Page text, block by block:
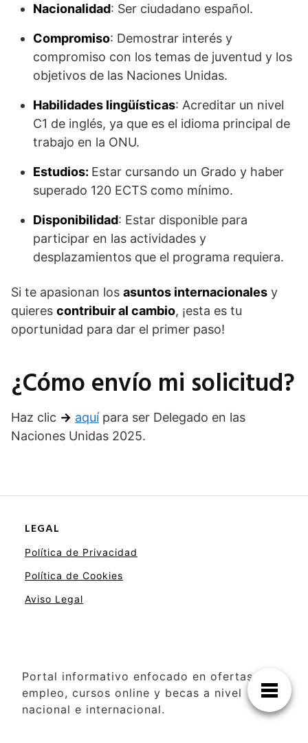
Nacionalidad: Ser ciudadano español.​
Compromiso: Demostrar interés y
compromiso con los temas de juventud y los
objetivos de las Naciones Unidas.​
Habilidades lingüísticas: Acreditar un nivel
C1 de inglés, ya que es el idioma principal de
trabajo en la ONU.​
Estudios: Estar cursando un Grado y haber
superado 120 ECTS como mínimo.
Disponibilidad: Estar disponible para
participar en las actividades y
desplazamientos que el programa requiera.​
Si te apasionan los asuntos internacionales y
quieres contribuir al cambio, ¡esta es tu
oportunidad para dar el primer paso!
¿Cómo envío mi solicitud?
Haz clic → aquípara ser Delegado en las
Naciones Unidas 2025.
LEGAL
Política de Privacidad
Política de Cookies
Aviso Legal
Portal informativo enfocado en ofertas de
empleo, cursos online y becas a nivel
nacional e internacional.